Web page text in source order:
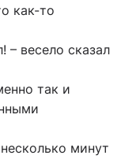
как-то
– весело сказал
так и
минут